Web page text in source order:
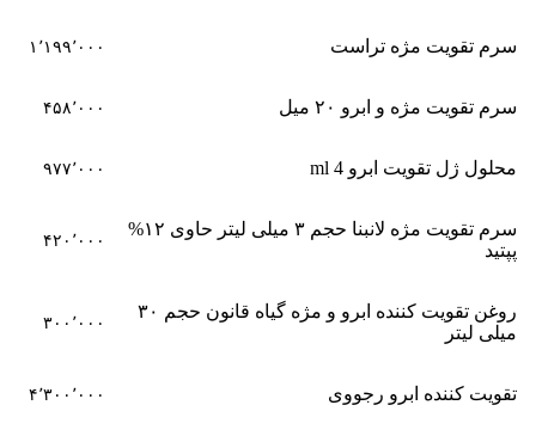
سرم تقویت مژه تراست ۱٬۱۹۹٬۰۰۰
سرم تقویت مژه و ابرو ۲۰ میل ۴۵۸٬۰۰۰
محلول ژل تقویت ابرو 4 ml ۹۷۷٬۰۰۰
سرم تقویت مژه لانبنا حجم ۳ میلی لیتر حاوی ۱۲%
پپتید
۴۲۰٬۰۰۰
روغن تقویت کننده ابرو و مژه گیاه قانون حجم ۳۰
میلی لیتر
۳۰۰٬۰۰۰
تقویت کننده ابرو رجووی ۴٬۳۰۰٬۰۰۰